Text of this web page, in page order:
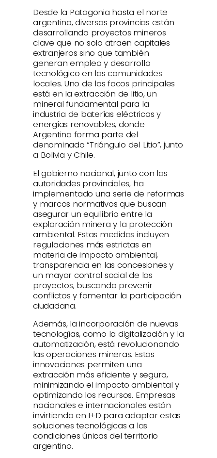
Desde la Patagonia hasta el norte
argentino, diversas provincias están
desarrollando proyectos mineros
clave que no solo atraen capitales
extranjeros sino que también
generan empleo y desarrollo
tecnológico en las comunidades
locales. Uno de los focos principales
está en la extracción de litio, un
mineral fundamental para la
industria de baterías eléctricas y
energías renovables, donde
Argentina forma parte del
denominado “Triángulo del Litio”, junto
a Bolivia y Chile.
El gobierno nacional, junto con las
autoridades provinciales, ha
implementado una serie de reformas
y marcos normativos que buscan
asegurar un equilibrio entre la
exploración minera y la protección
ambiental. Estas medidas incluyen
regulaciones más estrictas en
materia de impacto ambiental,
transparencia en las concesiones y
un mayor control social de los
proyectos, buscando prevenir
conflictos y fomentar la participación
ciudadana.
Además, la incorporación de nuevas
tecnologías, como la digitalización y la
automatización, está revolucionando
las operaciones mineras. Estas
innovaciones permiten una
extracción más eficiente y segura,
minimizando el impacto ambiental y
optimizando los recursos. Empresas
nacionales e internacionales están
invirtiendo en I+D para adaptar estas
soluciones tecnológicas a las
condiciones únicas del territorio
argentino.